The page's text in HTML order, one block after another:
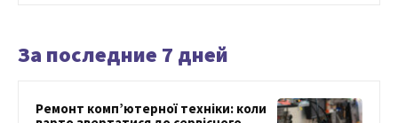
За последние 7 дней
Ремонт комп’ютерної техніки: коли